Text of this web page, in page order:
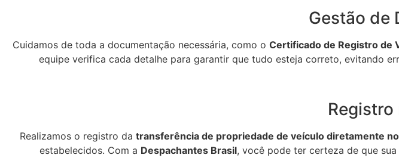
Gestão de
Cuidamos de toda a documentação necessária, como o Certificado de Registro de
equipe verifica cada detalhe para garantir que tudo esteja correto, evitando
Registro
Realizamos o registro da transferência de propriedade de veículo diretamente
estabelecidos. Com a Despachantes Brasil, você pode ter certeza de que